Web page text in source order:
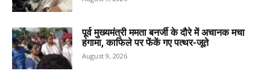
पूर्व मुख्यमंत्री ममता बनर्जी के दौरे में अचानक मचा
हंगामा, काफिले पर फेंकें गए पत्थर-जूते
August 9, 2026